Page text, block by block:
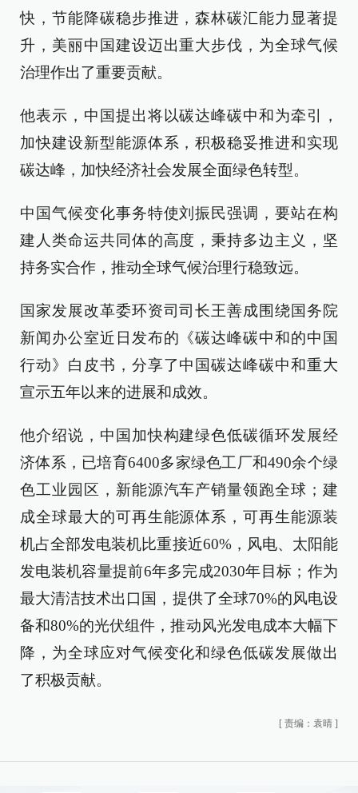
快，节能降碳稳步推进，森林碳汇能力显著提
升，美丽中国建设迈出重大步伐，为全球气候
治理作出了重要贡献。
他表示，中国提出将以碳达峰碳中和为牵引，
加快建设新型能源体系，积极稳妥推进和实现
碳达峰，加快经济社会发展全面绿色转型。
中国气候变化事务特使刘振民强调，要站在构
建人类命运共同体的高度，秉持多边主义，坚
持务实合作，推动全球气候治理行稳致远。
国家发展改革委环资司司长王善成围绕国务院
新闻办公室近日发布的《碳达峰碳中和的中国
行动》白皮书，分享了中国碳达峰碳中和重大
宣示五年以来的进展和成效。
他介绍说，中国加快构建绿色低碳循环发展经
济体系，已培育6400多家绿色工厂和490余个绿
色工业园区，新能源汽车产销量领跑全球；建
成全球最大的可再生能源体系，可再生能源装
机占全部发电装机比重接近60%，风电、太阳能
发电装机容量提前6年多完成2030年目标；作为
最大清洁技术出口国，提供了全球70%的风电设
备和80%的光伏组件，推动风光发电成本大幅下
降，为全球应对气候变化和绿色低碳发展做出
了积极贡献。
[ 责编：袁晴 ]